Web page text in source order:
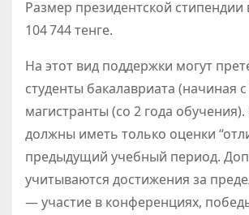
Размер президентской стипендии
104 744 тенге.
На этот вид поддержки могут
студенты бакалавриата (начиная с
магистранты (со 2 года
должны иметь только оценки
предыдущий учебный период.
учитываются достижения за
— участие в конференциях,